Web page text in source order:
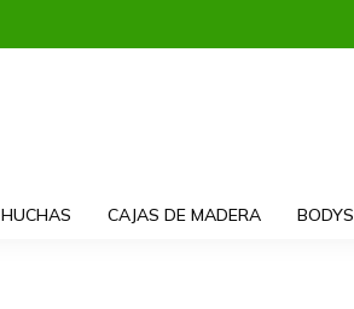
HUCHAS CAJAS DE MADERA BODYS